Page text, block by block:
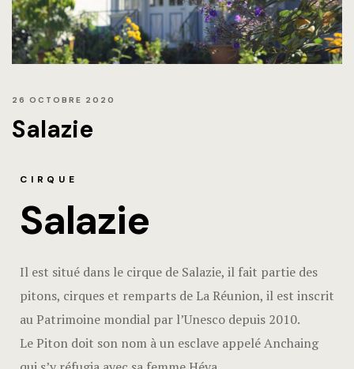
26 OCTOBRE 2020
Salazie
CIRQUE
Salazie
Il est situé dans le cirque de Salazie, il fait partie des
pitons, cirques et remparts de La Réunion, il est inscrit
au Patrimoine mondial par l’Unesco depuis 2010.
Le Piton doit son nom à un esclave appelé Anchaing